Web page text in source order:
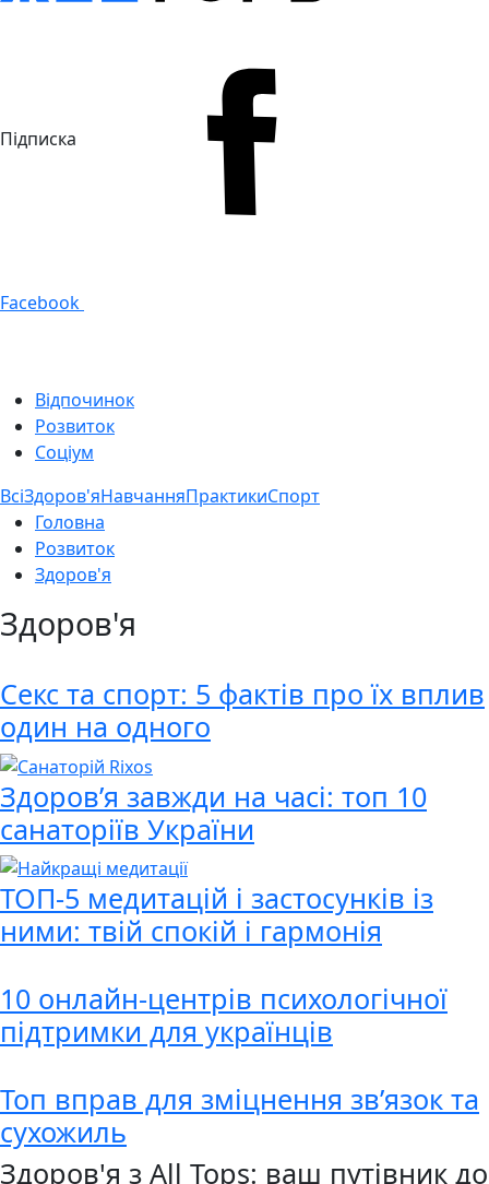
Підписка
Facebook
Відпочинок
Розвиток
Соціум
ВсіЗдоров'яНавчанняПрактикиСпорт
Головна
Розвиток
Здоров'я
Здоров'я
Секс та спорт: 5 фактів про їх вплив
один на одного
Здоров’я завжди на часі: топ 10
санаторіїв України
ТОП-5 медитацій і застосунків із
ними: твій спокій і гармонія
10 онлайн-центрів психологічної
підтримки для українців
Топ вправ для зміцнення зв’язок та
сухожиль
Здоров'я з All Tops: ваш путівник до